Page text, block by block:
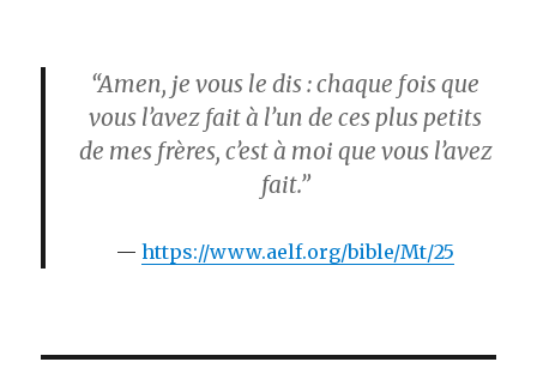
“Amen, je vous le dis : chaque fois que
vous l’avez fait à l’un de ces plus petits
de mes frères, c’est à moi que vous l’avez
fait.”
https://www.aelf.org/bible/Mt/25